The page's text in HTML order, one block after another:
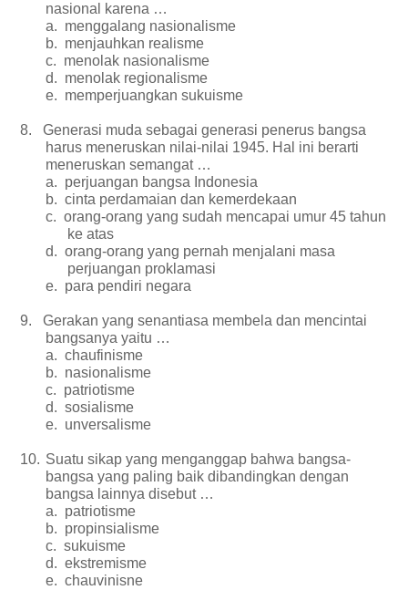
nasional karena …
a. menggalang nasionalisme
b. menjauhkan realisme
c. menolak nasionalisme
d. menolak regionalisme
e. memperjuangkan sukuisme
8.
Generasi muda sebagai generasi penerus bangsa
harus meneruskan nilai-nilai 1945. Hal ini berarti
meneruskan semangat …
a. perjuangan bangsa Indonesia
b. cinta perdamaian dan kemerdekaan
c. orang-orang yang sudah mencapai umur 45 tahun
ke atas
d. orang-orang yang pernah menjalani masa
perjuangan proklamasi
e. para pendiri negara
9.
Gerakan yang senantiasa membela dan mencintai
bangsanya yaitu …
a. chaufinisme
b. nasionalisme
c. patriotisme
d. sosialisme
e. unversalisme
10. Suatu sikap yang menganggap bahwa bangsa-
bangsa yang paling baik dibandingkan dengan
bangsa lainnya disebut …
a. patriotisme
b. propinsialisme
c. sukuisme
d. ekstremisme
e. chauvinisne